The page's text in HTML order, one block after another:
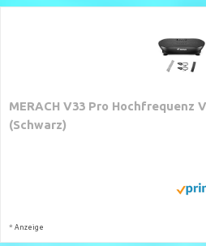
MERACH V33 Pro
(Schwarz)
* Anzeige